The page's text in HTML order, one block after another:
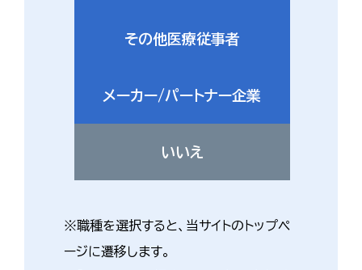
その他医療従事者
メーカー/パートナー企業
いいえ
※職種を選択すると、当サイトのトップペ
ージに遷移します。